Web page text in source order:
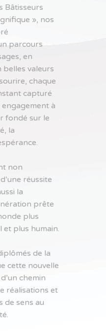
Bâtisseurs
», nos
parcours
en
belles valeurs
chaque
capturé
à
fondé sur le
la
non
réussite
la
prête
plus
plus humain.
de la
cette nouvelle
chemin
réalisations et
de sens au